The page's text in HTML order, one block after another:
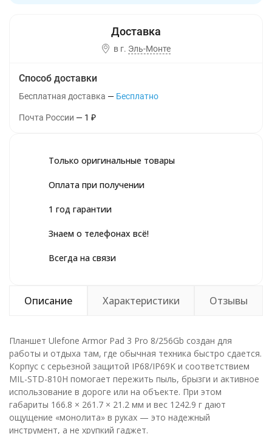
в г. Эль-Монте
Способ доставки
Бесплатная доставка Бесплатно
Почта России 1 ₽
Только оригинальные товары
Оплата при получении
1 год гарантии
Знаем о телефонах всё!
Всегда на связи
Описание Характеристики Отзывы
Планшет Ulefone Armor Pad 3 Pro 8/256Gb создан для
работы и отдыха там, где обычная техника быстро сдается.
Корпус с серьезной защитой IP68/IP69K и соответствием
MIL-STD-810H помогает пережить пыль, брызги и активное
использование в дороге или на объекте. При этом
габариты 166.8 × 261.7 × 21.2 мм и вес 1242.9 г дают
ощущение «монолита» в руках — это надежный
инструмент, а не хрупкий гаджет.